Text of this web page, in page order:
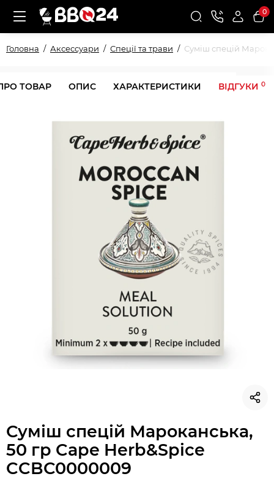
0
Головна Аксессуари Спеції та трави Суміш спецій
ТОВАР ОПИС ХАРАКТЕРИСТИКИ ВІДГУКИ 0
Суміш спецій Мароканська,
50 гр Cape Herb&Spice
CCBC0000009